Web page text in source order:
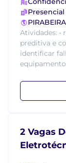
Presencial
Atividades: •
preditiva e
identificar
2 Vagas